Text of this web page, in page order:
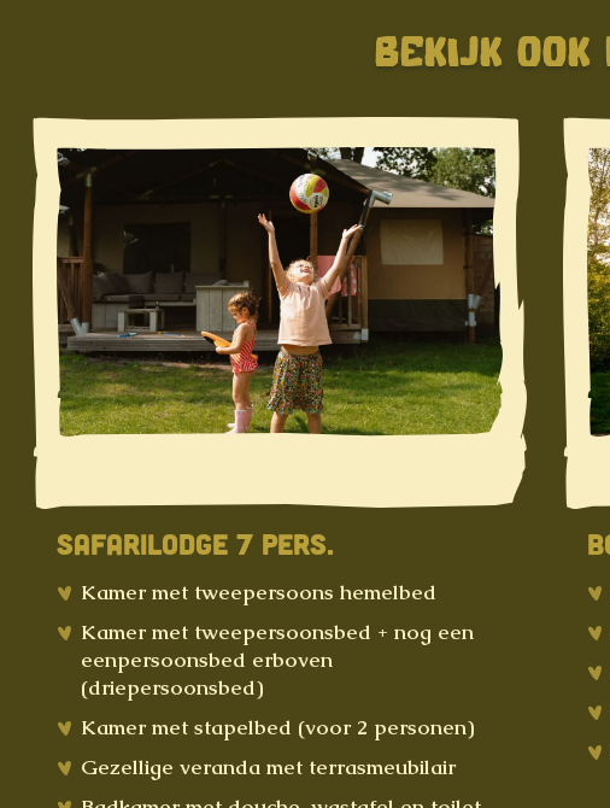
BEKIJK OOK
SAFARILODGE 7 PERS.
Kamer met tweepersoons hemelbed
Kamer met tweepersoonsbed + nog een
eenpersoonsbed erboven
(driepersoonsbed)
Kamer met stapelbed (voor 2 personen)
Gezellige veranda met terrasmeubilair